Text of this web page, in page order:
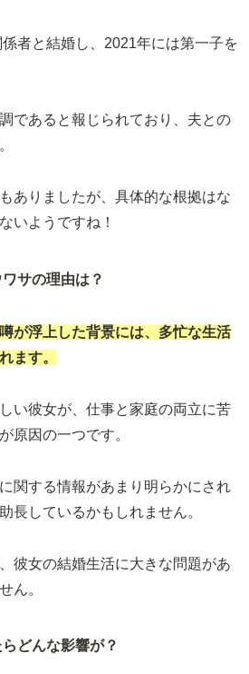
者と結婚し、2021年には第一子を
であると報じられており、夫との
ありましたが、具体的な根拠はな
いようですね！
サの理由は？
が浮上した背景には、多忙な生活
ます。
い彼女が、仕事と家庭の両立に苦
原因の一つです。
関する情報があまり明らかにされ
長しているかもしれません。
彼女の結婚生活に大きな問題があ
ん。
どんな影響が？